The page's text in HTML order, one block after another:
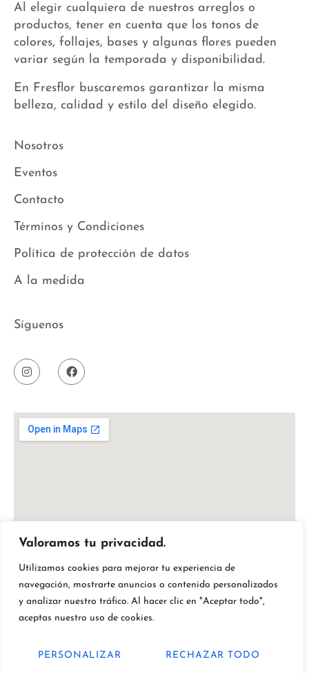
Valoramos tu privacidad.
Utilizamos cookies para mejorar tu experiencia de
navegación, mostrarte anuncios o contenido personalizados
y analizar nuestro tráfico. Al hacer clic en "Aceptar todo",
aceptas nuestro uso de cookies.
PERSONALIZAR RECHAZAR TODO
Al elegir cualquiera de nuestros arreglos o
productos, tener en cuenta que los tonos de
colores, follajes, bases y algunas flores pueden
variar según la temporada y disponibilidad.
En Fresflor buscaremos garantizar la misma
belleza, calidad y estilo del diseño elegido.
Nosotros
Eventos
Contacto
Términos y Condiciones
Política de protección de datos
A la medida
Síguenos